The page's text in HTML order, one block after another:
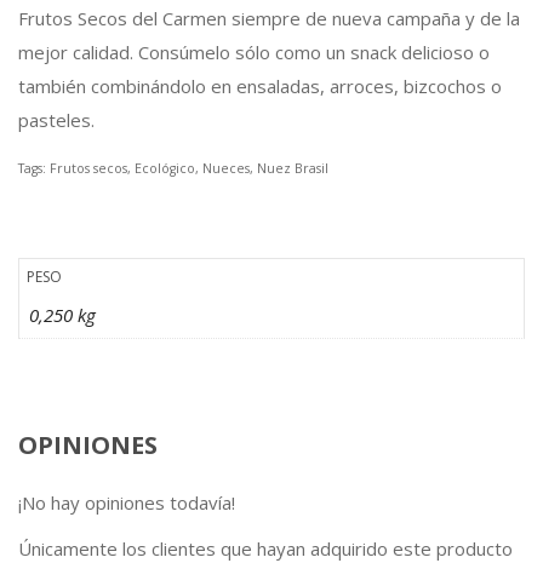
Frutos Secos del Carmen siempre de nueva campaña y de la
mejor calidad. Consúmelo sólo como un snack delicioso o
también combinándolo en ensaladas, arroces, bizcochos o
pasteles.
Tags: Frutos secos, Ecológico, Nueces, Nuez Brasil
PESO
0,250 kg
OPINIONES
¡No hay opiniones todavía!
Únicamente los clientes que hayan adquirido este producto